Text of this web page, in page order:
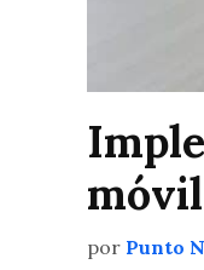
por Punto